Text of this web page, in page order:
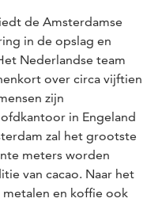
de Amsterdamse
in de opslag en
Nederlandse team
over circa vijftien
zijn
in Engeland
zal het grootste
meters worden
van cacao. Naar het
en koffie ook